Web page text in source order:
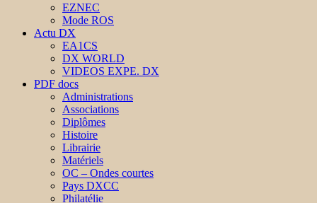
EZNEC
Mode ROS
Actu DX
EA1CS
DX WORLD
VIDEOS EXPE. DX
PDF docs
Administrations
Associations
Diplômes
Histoire
Librairie
Matériels
OC – Ondes courtes
Pays DXCC
Philatélie